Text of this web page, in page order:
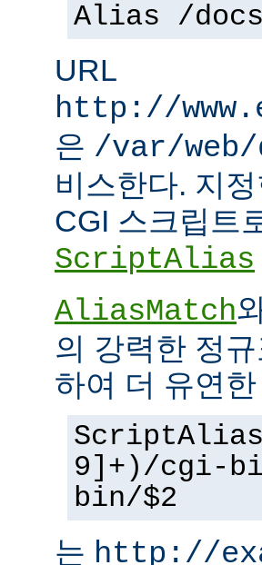
Alias /
URL
http://
은 /var/
비스한다. 지
CGI 스크립트
ScriptAlias
AliasMatch
의 강력한 정
하여 더 유연
9]+)/cgi-
bin/$2
는 http://